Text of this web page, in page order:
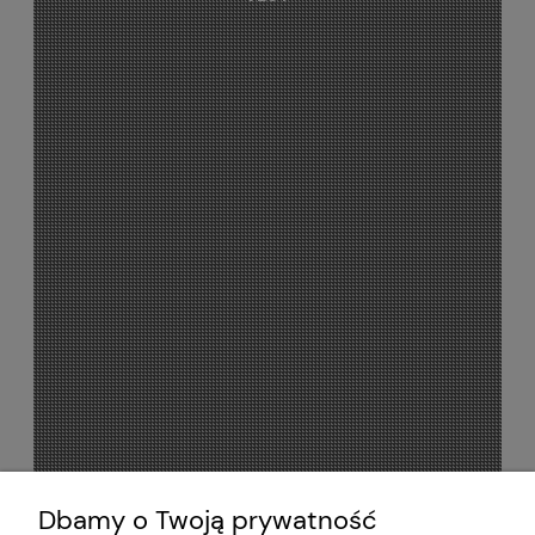
Dbamy o Twoją prywatność